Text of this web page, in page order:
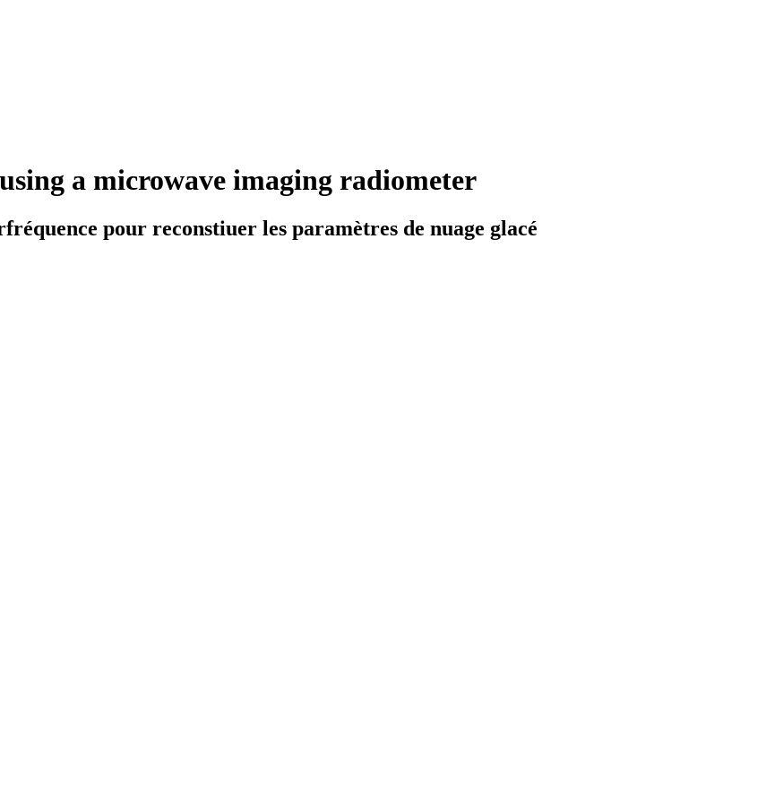
a microwave imaging radiometer
pour reconstiuer les paramètres de nuage glacé